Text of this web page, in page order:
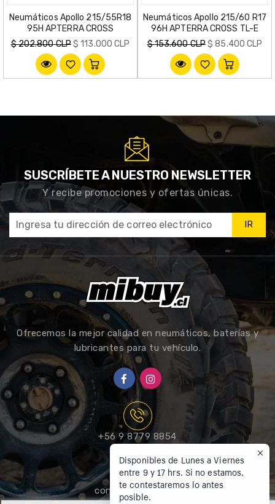
Neumáticos Apollo 215/55R18
95H APTERRA CROSS
Precio
habitual
$ 202.800 CLP$ 113.000 CLP
Neumáticos Apollo 215/60 R17
96H APTERRA CROSS TL-E
Precio
habitual
$ 153.600 CLP$ 85.400 CLP
SUSCRÍBETE A NUESTRO NEWSLETTER
Y recibe promociones y ofertas únicas.
IR
Ofrecemos la mejor calidad en neumáticos, baterías y
lubricantes para tu vehículo.
+56 9 8779 8854
contacto@mibuy.cl
Disponibles de Lunes a Viernes
entre 9 y 17 hrs. Si no estamos,
te contestaremos lo antes
posible.